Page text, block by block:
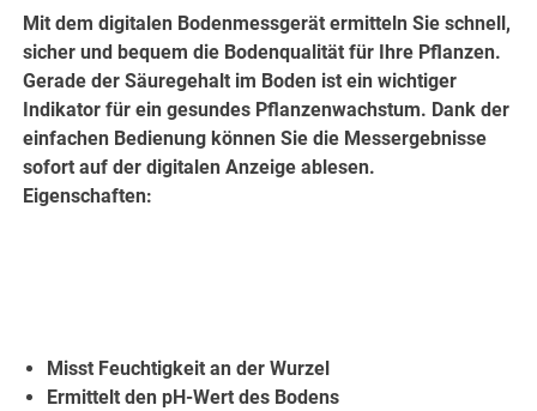
Mit dem digitalen Bodenmessgerät ermitteln Sie schnell,
sicher und bequem die Bodenqualität für Ihre Pflanzen.
Gerade der Säuregehalt im Boden ist ein wichtiger
Indikator für ein gesundes Pflanzenwachstum. Dank der
einfachen Bedienung können Sie die Messergebnisse
sofort auf der digitalen Anzeige ablesen.
Eigenschaften:
Misst Feuchtigkeit an der Wurzel
Ermittelt den pH-Wert des Bodens